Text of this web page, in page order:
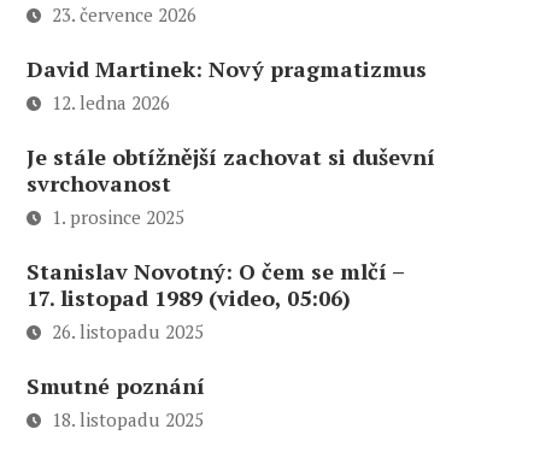
23. července 2026
David Martinek: Nový pragmatizmus
12. ledna 2026
Je stále obtížnější zachovat si duševní
svrchovanost
1. prosince 2025
Stanislav Novotný: O čem se mlčí –
17. listopad 1989 (video, 05:06)
26. listopadu 2025
Smutné poznání
18. listopadu 2025